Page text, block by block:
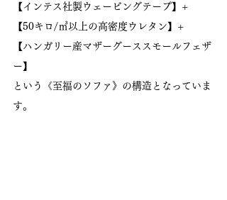
【インテス社製ウェービングテープ】+
【50キロ/㎥以上の高密度ウレタン】+
【ハンガリー産マザーグーススモールフェザ
ー】
という《至福のソファ》の構造となっていま
す。